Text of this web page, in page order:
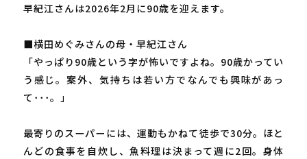
早紀江さんは2026年2月に90歳を迎えます。
■横田めぐみさんの母・早紀江さん
「やっぱり90歳という字が怖いですよね。90歳かってい
う感じ。案外、気持ちは若い方でなんでも興味があっ
て･･･。」
最寄りのスーパーには、運動もかねて徒歩で30分。ほと
んどの食事を自炊し、魚料理は決まって週に2回。身体